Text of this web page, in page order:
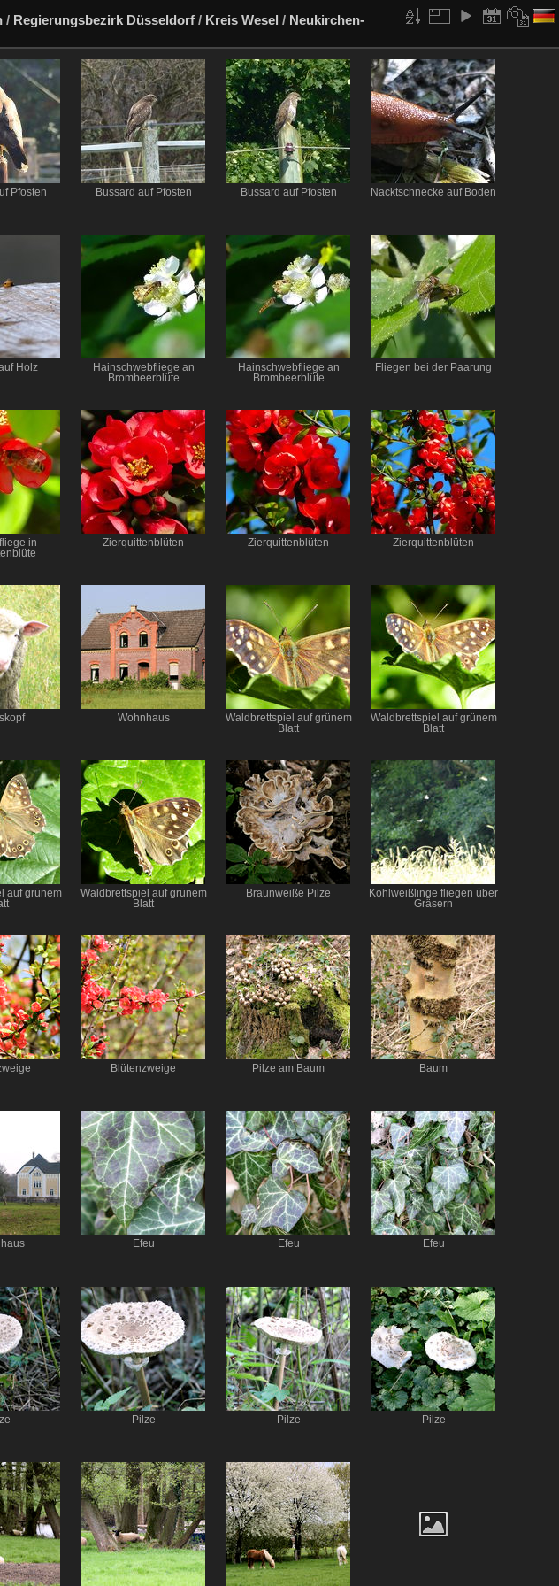
/ Regierungsbezirk Düsseldorf / Kreis Wesel / Neukirchen-
Pfosten Bussard auf Pfosten Bussard auf Pfosten Nacktschnecke auf Boden
Holz
Hainschwebfliege an
Brombeerblüte
Hainschwebfliege an
Brombeerblüte
Fliegen bei der Paarung
in
Zierquittenblüten Zierquittenblüten Zierquittenblüten
Wohnhaus
Waldbrettspiel auf grünem
Blatt
Waldbrettspiel auf grünem
Blatt
auf grünem
Waldbrettspiel auf grünem
Blatt
Braunweiße Pilze
Kohlweißlinge fliegen über
Gräsern
Blütenzweige Pilze am Baum Baum
Efeu Efeu Efeu
Pilze Pilze Pilze